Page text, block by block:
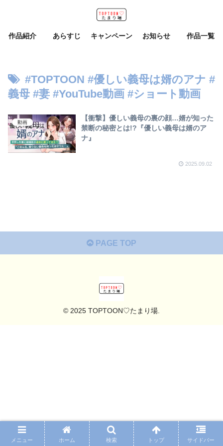
作品紹介 あらすじ キャンペーン お知らせ 作品一覧
#TOPTOON #優しい義母は婿のアナ #
義母 #妻 #YouTube動画 #ショート動画
動画
【衝撃】優しい義母の裏の顔…婿が知った
禁断の秘密とは!?『優しい義母は婿のア
ナ』
2025.09.02
PAGE TOP
© 2025 TOPTOON♡たまり場.
メニュー ホーム 検索 トップ サイドバー